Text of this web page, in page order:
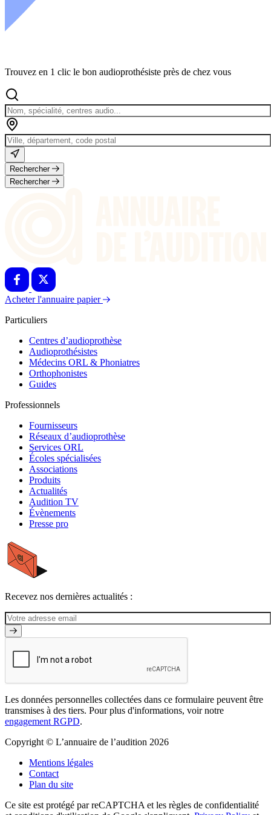
Trouvez en 1 clic le bon audioprothésiste près de chez vous
Rechercher
Rechercher
Acheter l'annuaire papier
Particuliers
Centres d’audioprothèse
Audioprothésistes
Médecins ORL & Phoniatres
Orthophonistes
Guides
Professionnels
Fournisseurs
Réseaux d’audioprothèse
Services ORL
Écoles spécialisées
Associations
Produits
Actualités
Audition TV
Évènements
Presse pro
Recevez nos dernières actualités :
Les données personnelles collectées dans ce formulaire peuvent être
transmises à des tiers. Pour plus d'informations, voir notre
engagement RGPD.
Copyright © L’annuaire de l’audition 2026
Mentions légales
Contact
Plan du site
Ce site est protégé par reCAPTCHA et les règles de confidentialité